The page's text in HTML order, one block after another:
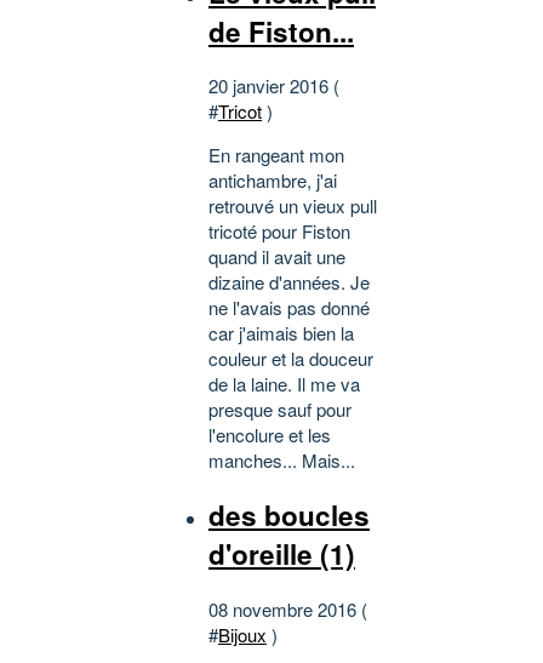
de Fiston...
20 janvier 2016 (
#Tricot)
En rangeant mon
antichambre, j'ai
retrouvé un vieux pull
tricoté pour Fiston
quand il avait une
dizaine d'années. Je
ne l'avais pas donné
car j'aimais bien la
couleur et la douceur
de la laine. Il me va
presque sauf pour
l'encolure et les
manches... Mais...
des boucles
d'oreille (1)
08 novembre 2016 (
#Bijoux )